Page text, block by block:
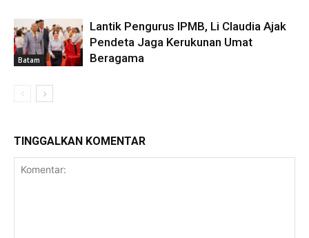
Batam
Lantik Pengurus IPMB, Li Claudia Ajak
Pendeta Jaga Kerukunan Umat
Beragama
TINGGALKAN KOMENTAR